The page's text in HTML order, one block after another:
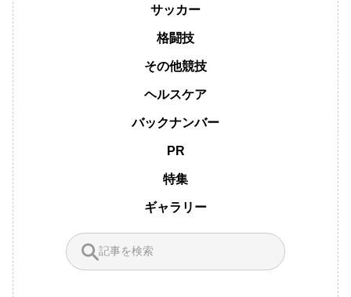
サッカー
格闘技
その他競技
ヘルスケア
バックナンバー
PR
特集
ギャラリー